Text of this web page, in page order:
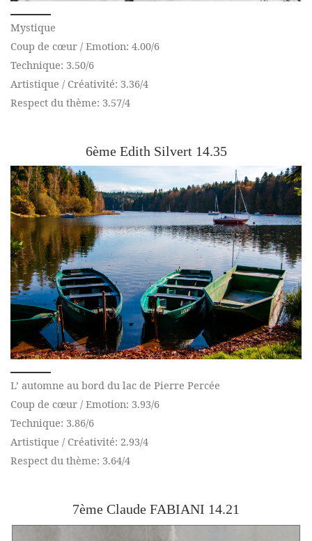
Mystique
Coup de cœur / Emotion: 4.00/6
Technique: 3.50/6
Artistique / Créativité: 3.36/4
Respect du thème: 3.57/4
6ème Edith Silvert 14.35
L’ automne au bord du lac de Pierre Percée
Coup de cœur / Emotion: 3.93/6
Technique: 3.86/6
Artistique / Créativité: 2.93/4
Respect du thème: 3.64/4
7ème Claude FABIANI 14.21